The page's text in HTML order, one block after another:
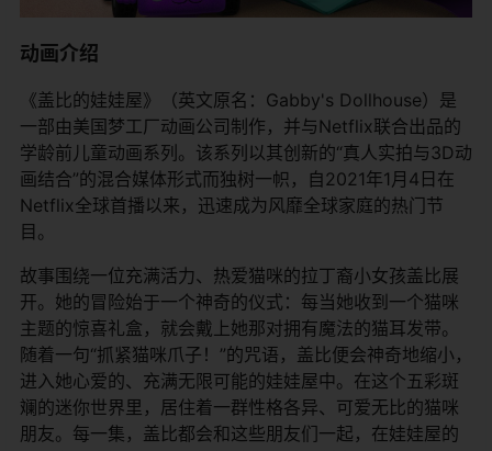
动画介绍
《盖比的娃娃屋》（英文原名：Gabby's Dollhouse）是
一部由美国梦工厂动画公司制作，并与Netflix联合出品的
学龄前儿童动画系列。该系列以其创新的“真人实拍与3D动
画结合”的混合媒体形式而独树一帜，自2021年1月4日在
Netflix全球首播以来，迅速成为风靡全球家庭的热门节
目。
故事围绕一位充满活力、热爱猫咪的拉丁裔小女孩盖比展
开。她的冒险始于一个神奇的仪式：每当她收到一个猫咪
主题的惊喜礼盒，就会戴上她那对拥有魔法的猫耳发带。
随着一句“抓紧猫咪爪子！”的咒语，盖比便会神奇地缩小，
进入她心爱的、充满无限可能的娃娃屋中。在这个五彩斑
斓的迷你世界里，居住着一群性格各异、可爱无比的猫咪
朋友。每一集，盖比都会和这些朋友们一起，在娃娃屋的